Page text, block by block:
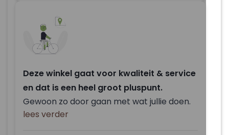
Deze winkel gaat voor kwaliteit & service
en dat is een heel groot pluspunt.
Gewoon zo door gaan met wat jullie doen.
lees verder